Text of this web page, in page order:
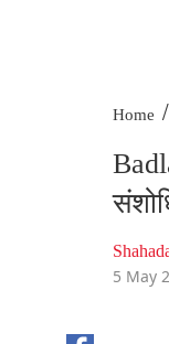
Home /
5 May